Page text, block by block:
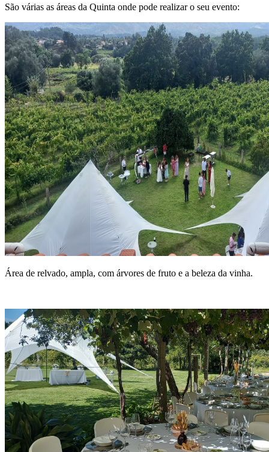
São várias as áreas da Quinta onde pode realizar o seu evento:
Área de relvado, ampla, com árvores de fruto e a beleza da vinha.